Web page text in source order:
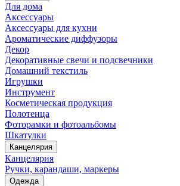
Для дома
Аксессуары
Аксессуары для кухни
Ароматические диффузоры
Декор
Декоративные свечи и подсвечники
Домашний текстиль
Игрушки
Инструмент
Косметическая продукция
Полотенца
Фоторамки и фотоальбомы
Шкатулки
Канцелярия
Канцелярия
Ручки, карандаши, маркеры
Одежда